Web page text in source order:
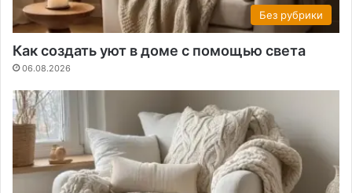
Без рубрики
Как создать уют в доме с помощью света
06.08.2026